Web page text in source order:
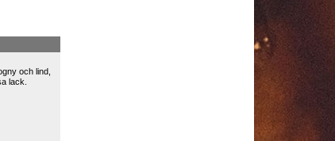
och lind,
lack.